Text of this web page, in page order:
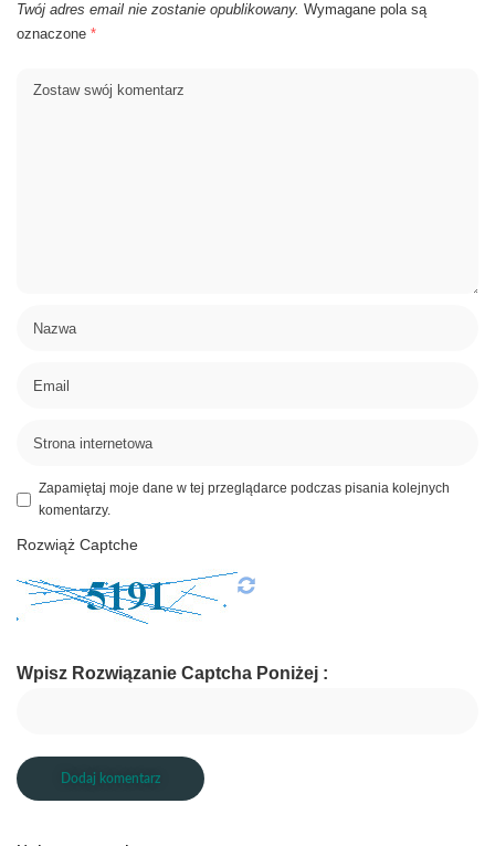
Twój adres email nie zostanie opublikowany. Wymagane pola są
oznaczone *
Zapamiętaj moje dane w tej przeglądarce podczas pisania kolejnych
komentarzy.
Rozwiąż Captche
Wpisz Rozwiązanie Captcha Poniżej :